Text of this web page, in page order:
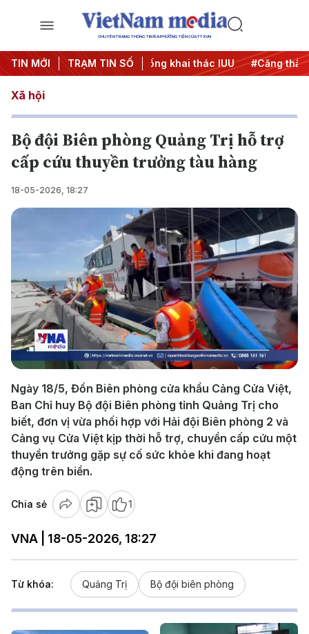
CHUYÊN TRANG THÔNG TIN ĐA PHƯƠNG TIỆN CỦA TTXVN
TIN MỚI TRẠM TIN SỐ
500 ngày đêm #Chống khai thác IUU #Căng thẳng
Xã hội
Bộ đội Biên phòng Quảng Trị hỗ trợ
cấp cứu thuyền trưởng tàu hàng
18-05-2026, 18:27
Play
Video
Ngày 18/5, Đồn Biên phòng cửa khẩu Cảng Cửa Việt,
Ban Chỉ huy Bộ đội Biên phòng tỉnh Quảng Trị cho
biết, đơn vị vừa phối hợp với Hải đội Biên phòng 2 và
Cảng vụ Cửa Việt kịp thời hỗ trợ, chuyển cấp cứu một
thuyền trưởng gặp sự cố sức khỏe khi đang hoạt
động trên biển.
Chia sẻ 1
VNA | 18-05-2026, 18:27
Từ khóa: Quảng Trị Bộ đội biên phòng